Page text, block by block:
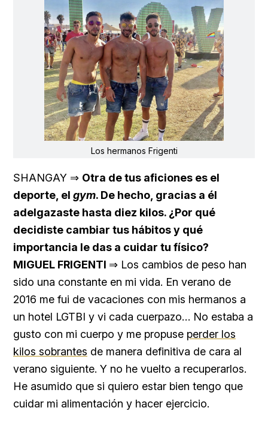
Los hermanos Frigenti
SHANGAY ⇒ Otra de tus aficiones es el
deporte, el gym. De hecho, gracias a él
adelgazaste hasta diez kilos. ¿Por qué
decidiste cambiar tus hábitos y qué
importancia le das a cuidar tu físico?
MIGUEL FRIGENTI ⇒ Los cambios de peso han
sido una constante en mi vida. En verano de
2016 me fui de vacaciones con mis hermanos a
un hotel LGTBI y vi cada cuerpazo… No estaba a
gusto con mi cuerpo y me propuse perder los
kilos sobrantes de manera definitiva de cara al
verano siguiente. Y no he vuelto a recuperarlos.
He asumido que si quiero estar bien tengo que
cuidar mi alimentación y hacer ejercicio.